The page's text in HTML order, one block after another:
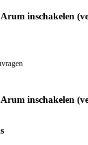
inschakelen
inschakelen